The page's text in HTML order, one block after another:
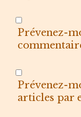
Prévenez-
Prévenez-
articles par